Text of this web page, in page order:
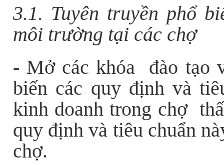
3.1. Tuyên truyền phổ
môi trường tại các chợ
- Mở các khóa đào tạo
biến các quy định và
kinh doanh trong chợ
quy định và tiêu chuẩn
chợ.